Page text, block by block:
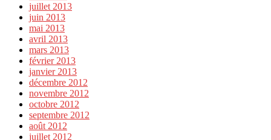
juillet 2013
juin 2013
mai 2013
avril 2013
mars 2013
février 2013
janvier 2013
décembre 2012
novembre 2012
octobre 2012
septembre 2012
août 2012
juillet 2012